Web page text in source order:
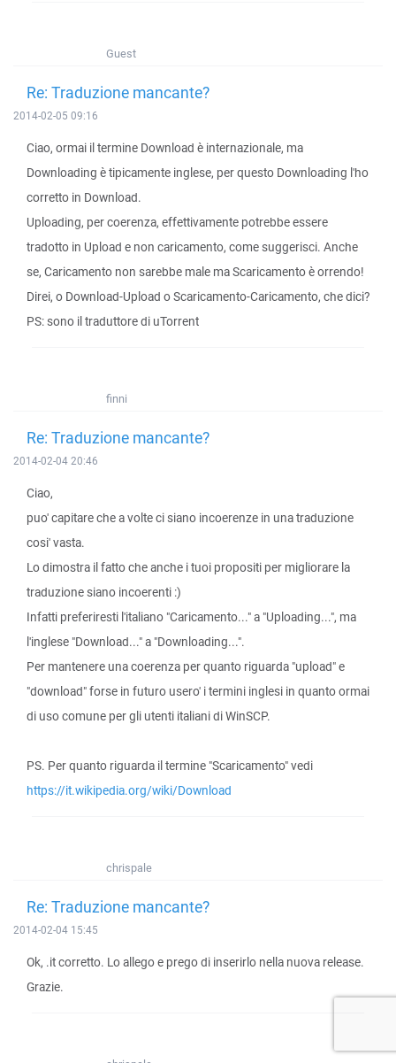
Guest
Re: Traduzione mancante?
2014-02-05 09:16
Ciao, ormai il termine Download è internazionale, ma
Downloading è tipicamente inglese, per questo Downloading l'ho
corretto in Download.
Uploading, per coerenza, effettivamente potrebbe essere
tradotto in Upload e non caricamento, come suggerisci. Anche
se, Caricamento non sarebbe male ma Scaricamento è orrendo!
Direi, o Download-Upload o Scaricamento-Caricamento, che dici?
PS: sono il traduttore di uTorrent
finni
Re: Traduzione mancante?
2014-02-04 20:46
Ciao,
puo' capitare che a volte ci siano incoerenze in una traduzione
cosi' vasta.
Lo dimostra il fatto che anche i tuoi propositi per migliorare la
traduzione siano incoerenti :)
Infatti preferiresti l'italiano "Caricamento..." a "Uploading...", ma
l'inglese "Download..." a "Downloading...".
Per mantenere una coerenza per quanto riguarda "upload" e
"download" forse in futuro usero' i termini inglesi in quanto ormai
di uso comune per gli utenti italiani di WinSCP.
PS. Per quanto riguarda il termine "Scaricamento" vedi
https://it.wikipedia.org/wiki/Download
chrispale
Re: Traduzione mancante?
2014-02-04 15:45
Ok, .it corretto. Lo allego e prego di inserirlo nella nuova release.
Grazie.